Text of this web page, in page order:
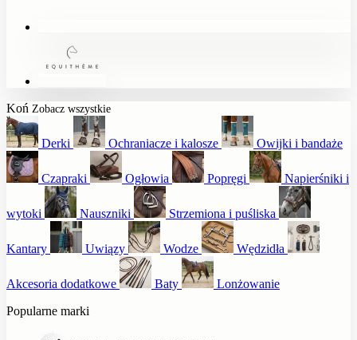
Koń Zobacz wszystkie
Derki Ochraniacze i kalosze Owijki i bandaże
Czapraki Ogłowia Popręgi Napierśniki i
wytoki Nauszniki Strzemiona i puśliska
Kantary Uwiązy Wodze Wędzidła
Akcesoria dodatkowe Baty
Lonżowanie
Popularne marki